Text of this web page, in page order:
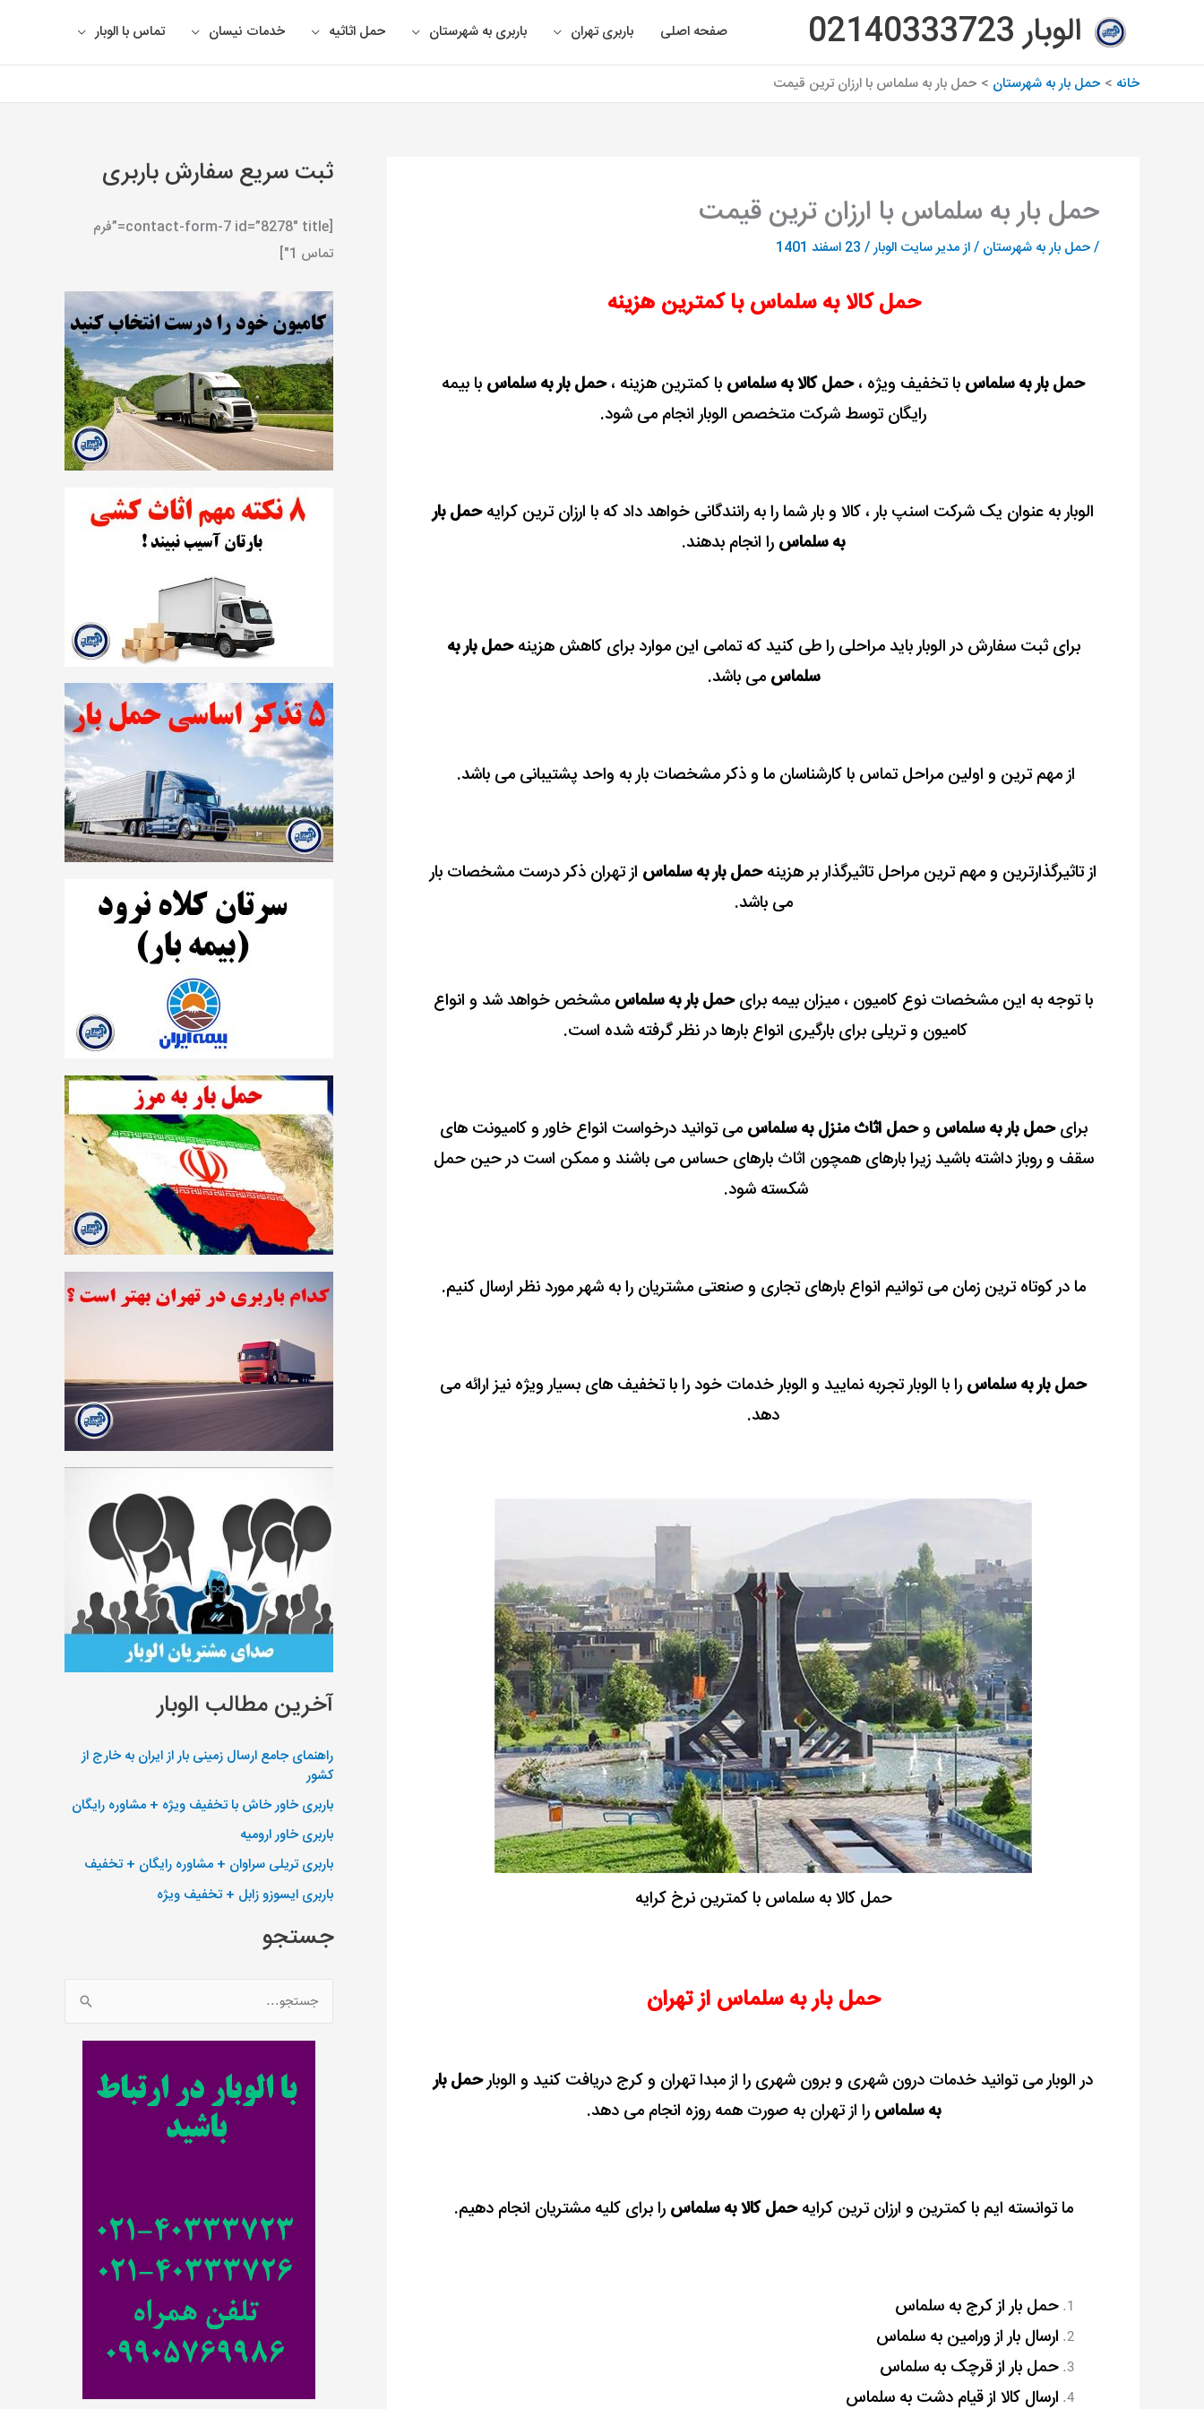
محتوا
الوبار 02140333723 صفحه اصلی باربری تهران باربری به شهرستان حمل اثاثیه خدمات نیسان تماس با الوبار
خانه حمل بار به شهرستان حمل بار به سلماس با ارزان ترین قیمت
حمل بار به سلماس با ارزان ترین قیمت
/حمل بار به شهرستان / ازمدیر سایت الوبار/ 23 اسفند 1401
حمل کالا به سلماس با کمترین هزینه
حمل بار به سلماس با تخفیف ویژه ،حمل کالا به سلماس با کمترین هزینه ،حمل بار به سلماس با بیمه
رایگان توسط شرکت متخصص الوبار انجام می شود.
الوبار به عنوان یک شرکت اسنپ بار ، کالا وبار شما را به رانندگانی خواهد داد که با ارزان ترین کرایهحمل بار
به سلماس را انجام بدهند.
برای ثبت سفارش در الوبار باید مراحلی را طی کنید که تمامی این موارد برای کاهش هزینهحمل بار به
سلماس می باشد.
از مهم ترین و اولین مراحل تماس با کارشناسان ما و ذکر مشخصات بار به واحد پشتیبانی می باشد.
از تاثیرگذارترین و مهم ترین مراحل تاثیرگذار بر هزینهحمل بار به سلماس از تهران ذکر درست مشخصات بار
می باشد.
با توجه به این مشخصات نوع کامیون ، میزان بیمه برایحمل بار به سلماس مشخص خواهد شد و انواع
کامیون و تریلی برای بارگیری انواع بارها در نظر گرفته شده است.
برایحمل بار به سلماس وحمل اثاث منزل به سلماس می توانید درخواست انواع خاور و کامیونت های
سقف و روباز داشته باشید زیرا بارهای همچون اثاث بارهای حساس می باشند و ممکن است در حین حمل
شکسته شود.
ما در کوتاه ترین زمان می توانیم انواع بارهای تجاری و صنعتی مشتریان را به شهر مورد نظر ارسال کنیم.
حمل بار به سلماس را با الوبار تجربه نمایید و الوبار خدمات خود را با تخفیف های بسیار ویژه نیز ارائه می
دهد.
حمل کالا به سلماس با کمترین نرخ کرایه
حمل بار به سلماس از تهران
در الوبار می توانید خدمات درون شهری و برون شهری را از مبدا تهران و کرج دریافت کنید و الوبارحمل بار
به سلماس را از تهران به صورت همه روزه انجام می دهد.
ما توانسته ایم با کمترین و ارزان ترین کرایهحمل کالا به سلماس را برای کلیه مشتریان انجام دهیم.
حمل بار از کرج به سلماس
ارسال بار از ورامین به سلماس
حمل بار از قرچک به سلماس
ارسال کالا از قیام دشت به سلماس
ثبت سریع سفارش باربری
[contact-form-7 id=”8278″ title=”فرم
تماس 1″]
آخرین مطالب الوبار
راهنمای جامع ارسال زمینی بار از ایران به خارج از
کشور
باربری خاور خاش با تخفیف ویژه + مشاوره رایگان
باربری خاور ارومیه
باربری تریلی سراوان + مشاوره رایگان + تخفیف
باربری ایسوزو زابل + تخفیف ویژه
جستجو